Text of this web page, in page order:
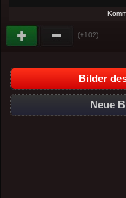
(+102)
Bilder
Neue